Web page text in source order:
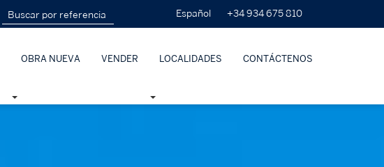
Español +34 934 675 810
OBRA NUEVA VENDER LOCALIDADES CONTÁCTENOS